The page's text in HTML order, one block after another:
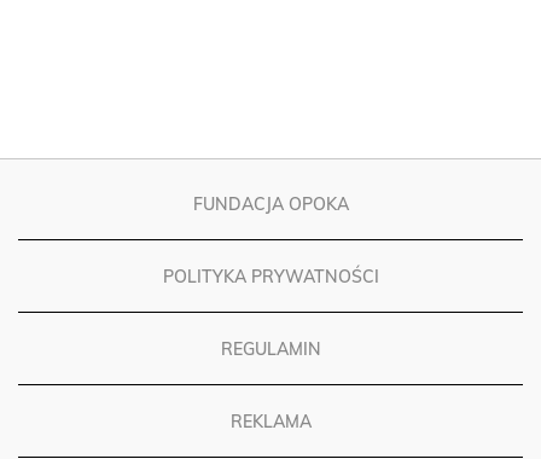
FUNDACJA OPOKA
POLITYKA PRYWATNOŚCI
REGULAMIN
REKLAMA